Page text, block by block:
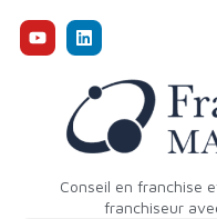
Conseil en franchise
franchiseur